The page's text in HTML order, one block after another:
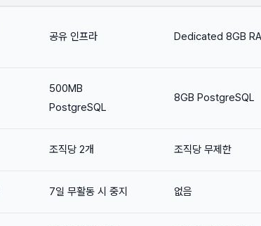
공유 인프라 Dedicated 8GB
500MB
PostgreSQL
8GB PostgreSQL
조직당 2개 조직당 무제한
7일 무활동 시 중지 없음